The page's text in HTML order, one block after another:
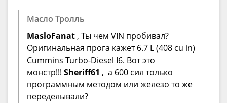
Масло Тролль
MasloFanat , Ты чем VIN пробивал?
Оригинальная прога кажет 6.7 L (408 cu in)
Cummins Turbo-Diesel I6. Вот это
монстр!!! Sheriff61 , а 600 сил только
программным методом или железо то же
переделывали?